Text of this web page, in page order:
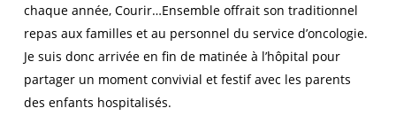
chaque année, Courir…Ensemble offrait son traditionnel
repas aux familles et au personnel du service d’oncologie.
Je suis donc arrivée en fin de matinée à l’hôpital pour
partager un moment convivial et festif avec les parents
des enfants hospitalisés.